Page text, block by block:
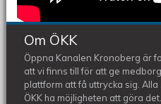
Om ÖKK
Öppna Kanalen Kronoberg är
att vi finns till för att ge
plattform att få uttrycka sig.
ÖKK ha möjligheten att göra det.